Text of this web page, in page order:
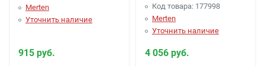
Merten
Уточнить наличие
915 руб.
Код товара: 177998
Merten
Уточнить наличие
4 056 руб.